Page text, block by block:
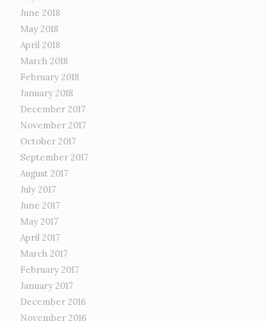
June 2018
May 2018
April 2018
March 2018
February 2018
January 2018
December 2017
November 2017
October 2017
September 2017
August 2017
July 2017
June 2017
May 2017
April 2017
March 2017
February 2017
January 2017
December 2016
November 2016